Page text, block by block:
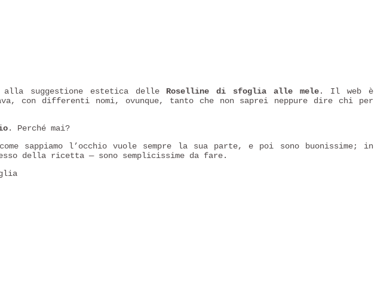
suggestione estetica delle Roselline di sfoglia alle mele. Il web è
con differenti nomi, ovunque, tanto che non saprei neppure dire chi per
. Perché mai?
sappiamo l’occhio vuole sempre la sua parte, e poi sono buonissime; in
della ricetta — sono semplicissime da fare.